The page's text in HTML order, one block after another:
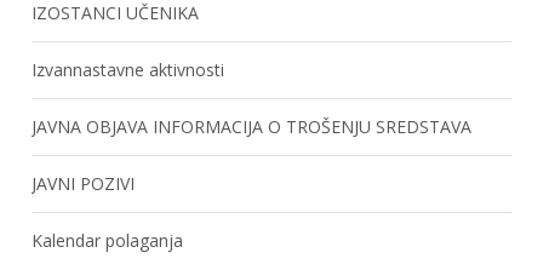
IZOSTANCI UČENIKA
Izvannastavne aktivnosti
JAVNA OBJAVA INFORMACIJA O TROŠENJU SREDSTAVA
JAVNI POZIVI
Kalendar polaganja